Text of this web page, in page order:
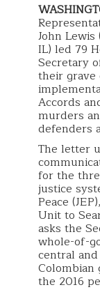
John Lewis
IL) led 79
Secretary
their grave
Accords
murders
defenders
The letter
for the
justice
Peace
Unit to
asks the
whole-of-
central
the 2016